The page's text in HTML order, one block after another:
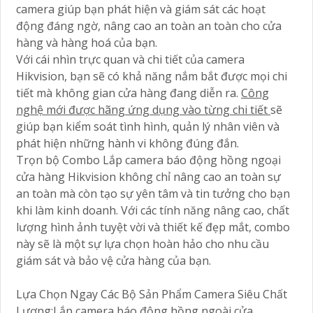
camera giúp bạn phát hiện và giám sát các hoạt
động đáng ngờ, nâng cao an toàn an toàn cho cửa
hàng và hàng hoá của bạn.
Với cái nhìn trực quan và chi tiết của camera
Hikvision, bạn sẽ có khả năng nắm bắt được mọi chi
tiết mà không gian cửa hàng đang diễn ra. Công
nghệ mới được hãng ứng dụng vào từng chi tiếtsẽ
giúp bạn kiểm soát tình hình, quản lý nhân viên và
phát hiện những hành vi không đúng đắn.
Trọn bộ Combo Lắp camera báo động hồng ngoại
cửa hàng Hikvision không chỉ nâng cao an toàn sự
an toàn mà còn tạo sự yên tâm và tin tưởng cho bạn
khi làm kinh doanh. Với các tính năng nâng cao, chất
lượng hình ảnh tuyệt vời và thiết kế đẹp mắt, combo
này sẽ là một sự lựa chọn hoàn hảo cho nhu cầu
giám sát và bảo vệ cửa hàng của bạn.
Lựa Chọn Ngay Các Bộ Sản Phẩm Camera Siêu Chất